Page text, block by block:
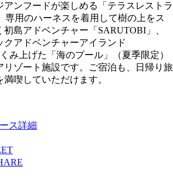
ンフードが楽しめる「テラスレストラ
専用のハーネスを着用して樹の上をス
島アドベンチャー「SARUTOBI」、
クアドベンチャーアイランド
み上げた「海のプール」（夏季限定）
リゾート施設です。ご宿泊も、日帰り旅
喫していただけます。
ス詳細